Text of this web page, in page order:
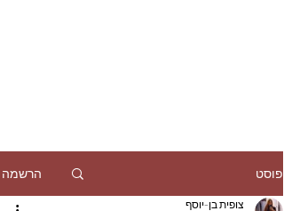
פוסט הרשמה
צופית בן-יוסף